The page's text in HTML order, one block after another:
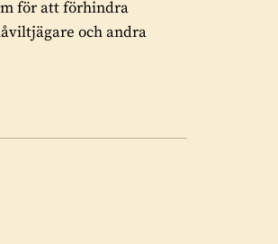
för att förhindra
och andra